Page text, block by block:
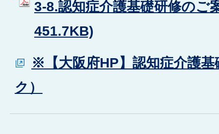
3-8.認知症介護基礎研修のご
451.7KB)
※【大阪府HP】認知症介護基
ク）